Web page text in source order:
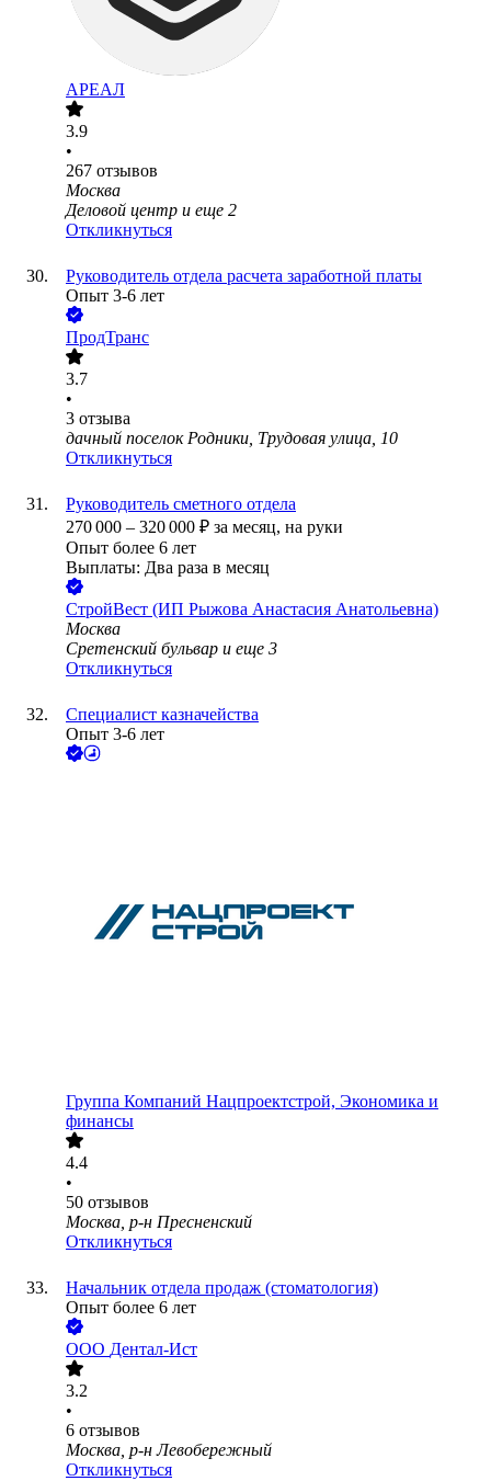
АРЕАЛ
3.9
•
267 отзывов
Москва
Деловой центр и еще 2
Откликнуться
Руководитель отдела расчета заработной платы
Опыт 3-6 лет
ПродТранс
3.7
•
3 отзыва
дачный поселок Родники, Трудовая улица, 10
Откликнуться
Руководитель сметного отдела
270 000 – 320 000 ₽ за месяц, на руки
Опыт более 6 лет
Выплаты: Два раза в месяц
СтройВест (ИП Рыжова Анастасия Анатольевна)
Москва
Сретенский бульвар и еще 3
Откликнуться
Специалист казначейства
Опыт 3-6 лет
Группа Компаний Нацпроектстрой, Экономика и
финансы
4.4
•
50 отзывов
Москва, р-н Пресненский
Откликнуться
Начальник отдела продаж (стоматология)
Опыт более 6 лет
ООО Дентал-Ист
3.2
•
6 отзывов
Москва, р-н Левобережный
Откликнуться